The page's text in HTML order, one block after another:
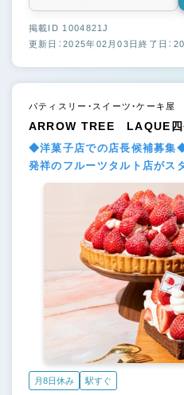
掲載ID 1004821J
更新日：2025年02月03日終了日：
パティスリー・スイーツ・ケーキ屋
ARROW TREE LAQUE四
◆洋菓子店での店長候補募集
発祥のフルーツタルト店がス
月8日休み 駅すぐ